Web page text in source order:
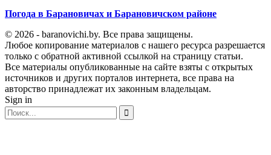
Погода в Барановичах и Барановичском районе
© 2026 - baranovichi.by. Все права защищены.
Любое копирование материалов с нашего ресурса разрешается
только с обратной активной ссылкой на страницу статьи.
Все материалы опубликованные на сайте взяты с открытых
источников и других порталов интернета, все права на
авторство принадлежат их законным владельцам.
Sign in